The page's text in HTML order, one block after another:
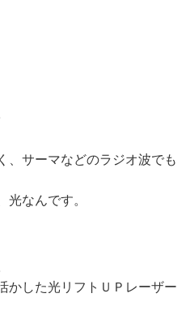
、サーマなどのラジオ波でも
なんです。
かした光リフトＵＰレーザー